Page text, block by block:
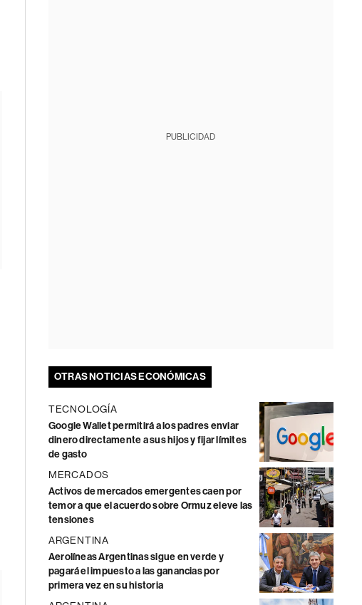
PUBLICIDAD
OTRAS NOTICIAS ECONÓMICAS
TECNOLOGÍA
Google Wallet permitirá a los padres enviar
dinero directamente a sus hijos y fijar límites
de gasto
MERCADOS
Activos de mercados emergentes caen por
temor a que el acuerdo sobre Ormuz eleve las
tensiones
ARGENTINA
Aerolíneas Argentinas sigue en verde y
pagará el impuesto a las ganancias por
primera vez en su historia